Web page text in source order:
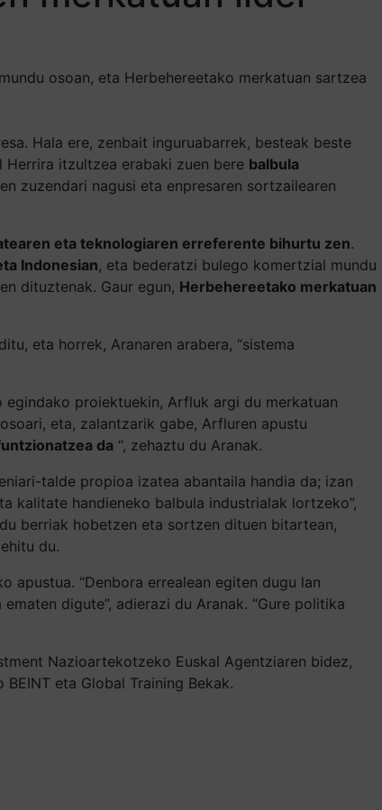
osoan, eta Herbehereetako merkatuan sartzea
Hala ere, zenbait inguruabarrek, besteak beste
Herrira itzultzea erabaki zuen bere balbula
zuzendari nagusi eta enpresaren sortzailearen
eta teknologiaren erreferente bihurtu zen.
Indonesian, eta bederatzi bulego komertzial mundu
dituztenak. Gaur egun, Herbehereetako merkatuan
eta horrek, Aranaren arabera, “sistema
egindako proiektuekin, Arfluk argi du merkatuan
eta, zalantzarik gabe, Arfluren apustu
da “, zehaztu du Aranak.
talde propioa izatea abantaila handia da; izan
kalitate handieneko balbula industrialak lortzeko”,
berriak hobetzen eta sortzen dituen bitartean,
du.
apustua. “Denbora errealean egiten dugu lan
digute”, adierazi du Aranak. “Gure politika
Nazioartekotzeko Euskal Agentziaren bidez,
eta Global Training Bekak.